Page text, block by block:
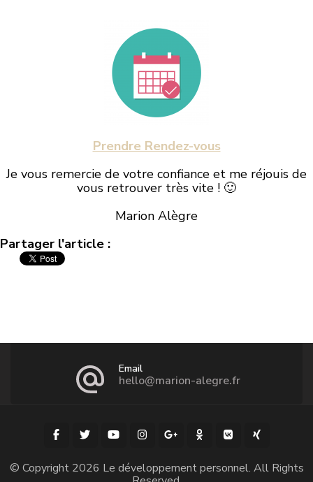
Prendre Rendez-vous
Je vous remercie de votre confiance et me réjouis de
vous retrouver très vite ! 🙂
Marion Alègre
Partager l'article :
Email
hello@marion-alegre.fr
© Copyright 2026 Le développement personnel. All Rights